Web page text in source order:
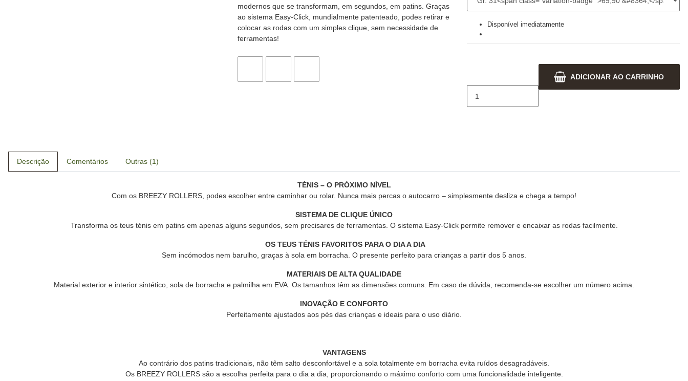
modernos que se transformam, em segundos, em patins. Graças
ao sistema Easy-Click, mundialmente patenteado, podes retirar e
colocar as rodas com um simples clique, sem necessidade de
ferramentas!
Disponível imediatamente
ADICIONAR AO CARRINHO
Descrição Comentários Outras (1)
TÉNIS – O PRÓXIMO NÍVEL
Com os BREEZY ROLLERS, podes escolher entre caminhar ou rolar. Nunca mais percas o autocarro – simplesmente desliza e chega a tempo!
SISTEMA DE CLIQUE ÚNICO
Transforma os teus ténis em patins em apenas alguns segundos, sem precisares de ferramentas. O sistema Easy-Click permite remover e encaixar as rodas facilmente.
OS TEUS TÉNIS FAVORITOS PARA O DIA A DIA
Sem incómodos nem barulho, graças à sola em borracha. O presente perfeito para crianças a partir dos 5 anos.
MATERIAIS DE ALTA QUALIDADE
Material exterior e interior sintético, sola de borracha e palmilha em EVA. Os tamanhos têm as dimensões comuns. Em caso de dúvida, recomenda-se escolher um número acima.
INOVAÇÃO E CONFORTO
Perfeitamente ajustados aos pés das crianças e ideais para o uso diário.
VANTAGENS
Ao contrário dos patins tradicionais, não têm salto desconfortável e a sola totalmente em borracha evita ruídos desagradáveis.
Os BREEZY ROLLERS são a escolha perfeita para o dia a dia, proporcionando o máximo conforto com uma funcionalidade inteligente.